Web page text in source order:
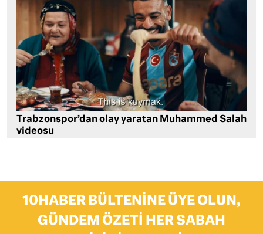
Trabzonspor’dan olay yaratan Muhammed Salah
videosu
10HABER BÜLTENINE ÜYE OLUN,
GÜNDEM ÖZETI HER SABAH